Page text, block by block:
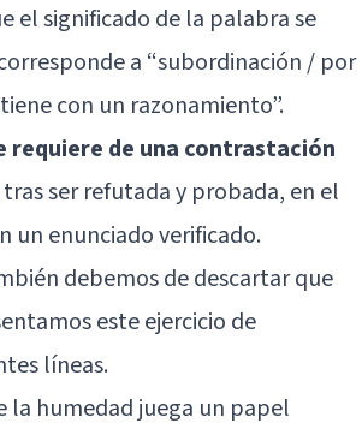
el significado de la palabra se
a “subordinación / por
con un razonamiento”.
requiere de una contrastación
ser refutada y probada, en el
un enunciado verificado.
debemos de descartar que
este ejercicio de
líneas.
la humedad juega un papel